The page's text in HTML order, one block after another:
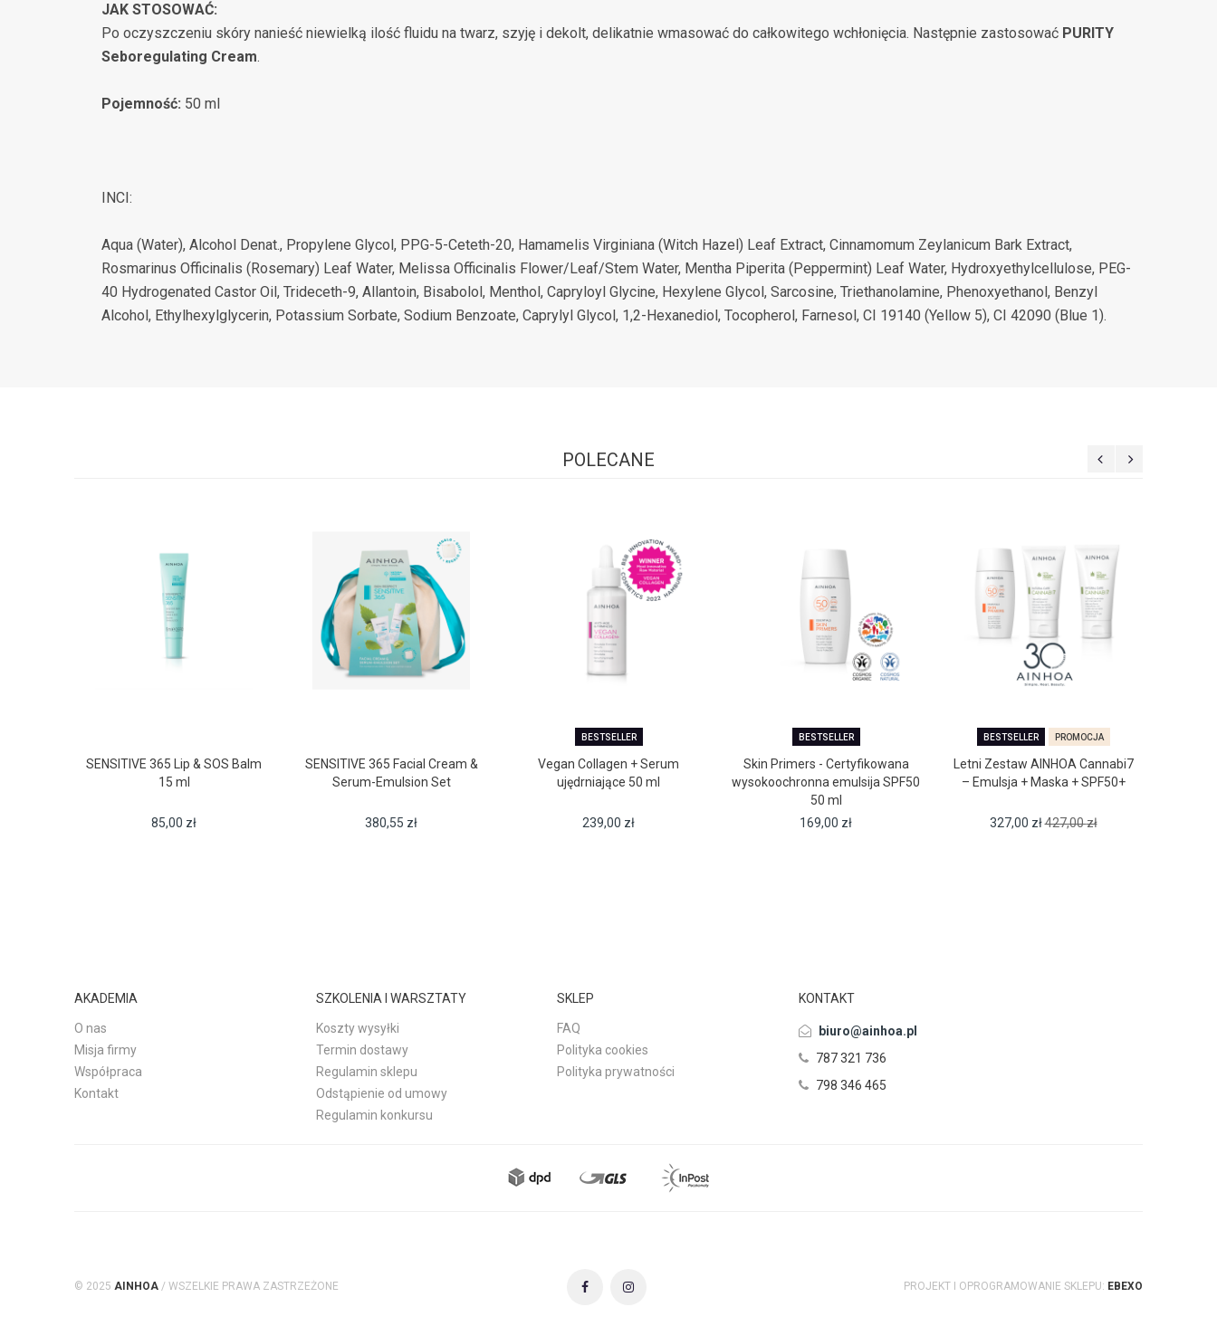
JAK STOSOWAĆ:
Po oczyszczeniu skóry nanieść niewielką ilość fluidu na twarz, szyję i dekolt, delikatnie wmasować do całkowitego wchłonięcia. Następnie zastosować PURITY
Seboregulating Cream.
Pojemność: 50 ml
INCI:
Aqua (Water), Alcohol Denat., Propylene Glycol, PPG-5-Ceteth-20, Hamamelis Virginiana (Witch Hazel) Leaf Extract, Cinnamomum Zeylanicum Bark Extract,
Rosmarinus Officinalis (Rosemary) Leaf Water, Melissa Officinalis Flower/Leaf/Stem Water, Mentha Piperita (Peppermint) Leaf Water, Hydroxyethylcellulose, PEG-
40 Hydrogenated Castor Oil, Trideceth-9, Allantoin, Bisabolol, Menthol, Capryloyl Glycine, Hexylene Glycol, Sarcosine, Triethanolamine, Phenoxyethanol, Benzyl
Alcohol, Ethylhexylglycerin, Potassium Sorbate, Sodium Benzoate, Caprylyl Glycol, 1,2-Hexanediol, Tocopherol, Farnesol, CI 19140 (Yellow 5), CI 42090 (Blue 1).
POLECANE
SENSITIVE 365 Lip & SOS Balm
15 ml
85,00 zł
SENSITIVE 365 Facial Cream &
Serum-Emulsion Set
380,55 zł
BESTSELLER
Vegan Collagen + Serum
ujędrniające 50 ml
239,00 zł
BESTSELLER
Skin Primers - Certyfikowana
wysokoochronna emulsija SPF50
50 ml
169,00 zł
BESTSELLER PROMOCJA
Letni Zestaw AINHOA Cannabi7
– Emulsja + Maska + SPF50+
327,00 zł427,00zł
AKADEMIA
O nas
Misja firmy
Współpraca
Kontakt
SZKOLENIA I WARSZTATY
Koszty wysyłki
Termin dostawy
Regulamin sklepu
Odstąpienie od umowy
Regulamin konkursu
SKLEP
FAQ
Polityka cookies
Polityka prywatności
KONTAKT
biuro@ainhoa.pl
787 321 736
798 346 465
© 2025 AINHOA / WSZELKIE PRAWA ZASTRZEŻONE PROJEKT I OPROGRAMOWANIE SKLEPU: EBEXO